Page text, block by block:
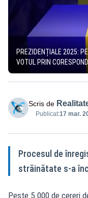
PREZIDENȚIALE 2025:
VOTUL PRIN
Scris de
Publicat:17 mar.
Procesul de
străinătate s-a
Peste 5.000 de cereri